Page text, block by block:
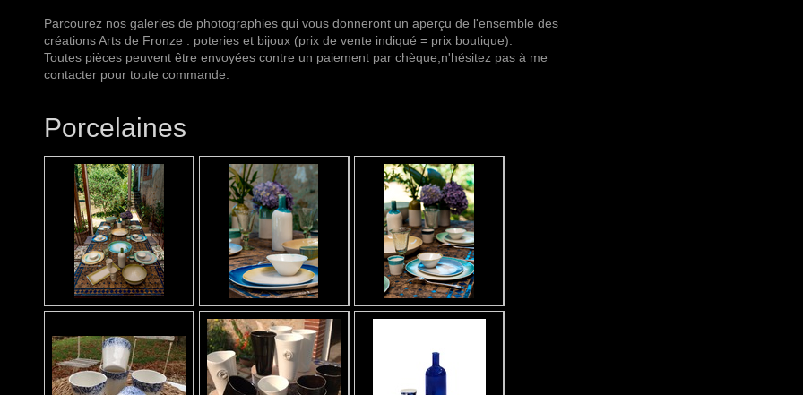
Parcourez nos galeries de photographies qui vous donneront un aperçu de l'ensemble des
créations Arts de Fronze : poteries et bijoux (prix de vente indiqué = prix boutique).
Toutes pièces peuvent être envoyées contre un paiement par chèque,n'hésitez pas à me
contacter pour toute commande.
Porcelaines